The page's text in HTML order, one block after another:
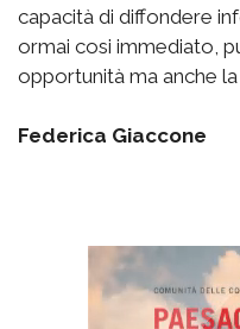
capacità di diffondere
ormai cosi immediato,
opportunità ma anche
Federica Giaccone